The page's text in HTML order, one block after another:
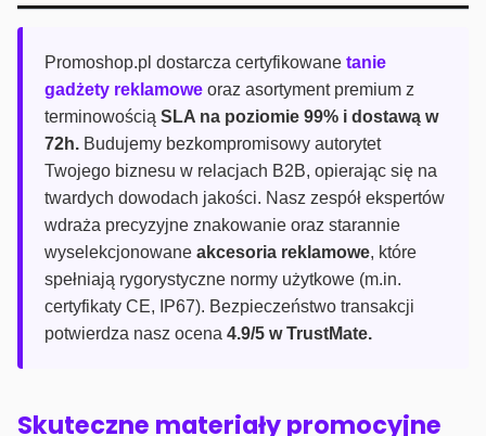
Promoshop.pl dostarcza certyfikowane tanie
gadżety reklamowe oraz asortyment premium z
terminowością SLA na poziomie 99% i dostawą w
72h. Budujemy bezkompromisowy autorytet
Twojego biznesu w relacjach B2B, opierając się na
twardych dowodach jakości. Nasz zespół ekspertów
wdraża precyzyjne znakowanie oraz starannie
wyselekcjonowane akcesoria reklamowe, które
spełniają rygorystyczne normy użytkowe (m.in.
certyfikaty CE, IP67). Bezpieczeństwo transakcji
potwierdza nasz ocena 4.9/5 w TrustMate.
Skuteczne materiały promocyjne